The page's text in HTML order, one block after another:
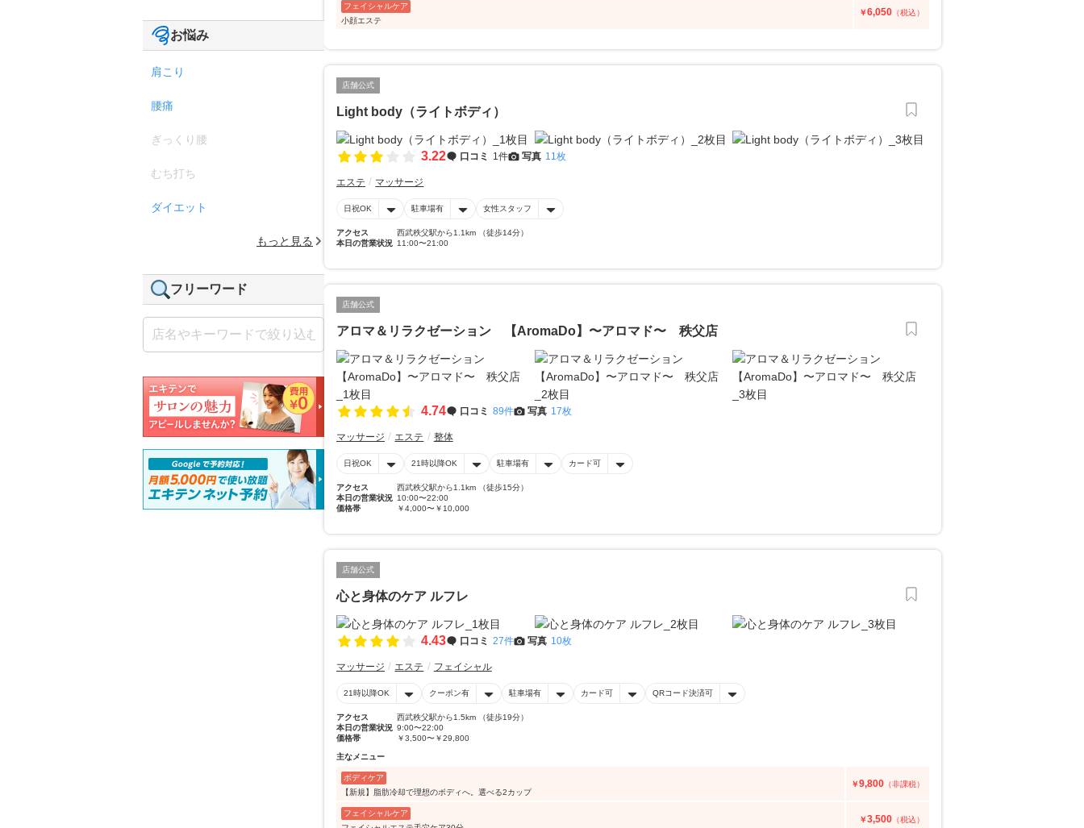
フェイシャルケア
小顔エステ
￥6,050 （税込）
店舗公式
Light body（ライトボディ）
3.22 口コミ 1件 写真 11枚
エステ マッサージ
日祝OK 駐車場有 女性スタッフ
アクセス
西武秩父駅から1.1km （徒歩14分）
本日の営業状況 11:00〜21:00
店舗公式
アロマ＆リラクゼーション 【AromaDo】〜アロマド〜 秩父店
4.74 口コミ 89件 写真 17枚
マッサージ エステ 整体
日祝OK 21時以降OK 駐車場有 カード可
アクセス
西武秩父駅から1.1km （徒歩15分）
本日の営業状況 10:00〜22:00
価格帯
￥4,000〜￥10,000
店舗公式
心と身体のケア ルフレ
4.43 口コミ 27件 写真 10枚
マッサージ エステ フェイシャル
21時以降OK クーポン有 駐車場有 カード可 QRコード決済可
アクセス
西武秩父駅から1.5km （徒歩19分）
本日の営業状況 9:00〜22:00
価格帯
￥3,500〜￥29,800
主なメニュー
ボディケア
【新規】脂肪冷却で理想のボディへ。選べる2カップ
￥9,800 （非課税）
フェイシャルケア
￥3,500 （税込）
お悩み
肩こり
腰痛
ぎっくり腰
むち打ち
ダイエット
もっと見る
フリーワード